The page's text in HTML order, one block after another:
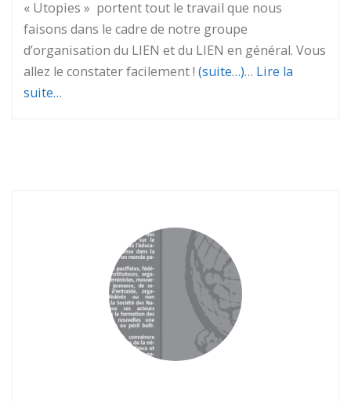
« Utopies » portent tout le travail que nous
faisons dans le cadre de notre groupe
d’organisation du LIEN et du LIEN en général. Vous
allez le constater facilement ! (suite…)… Lire la
suite…